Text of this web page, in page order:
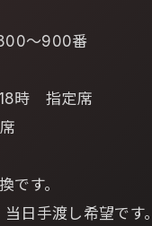
～900番
時 指定席
です。
日手渡し希望です。